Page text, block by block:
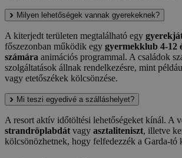
Milyen lehetőségek vannak gyerekeknek?
A kiterjedt területen megtalálható egy
főszezonban működik egy gyermekklub 4-12
számára animációs programmal. A családok
szolgáltatások állnak rendelkezésre, mint
vagy etetőszékek kölcsönzése.
Mi teszi egyedivé a szálláshelyet?
A resort aktív időtöltési lehetőségeket kínál. A
strandröplabdát vagy asztaliteniszt, illetve
kölcsönözhetnek, hogy felfedezzék a Garda-tó